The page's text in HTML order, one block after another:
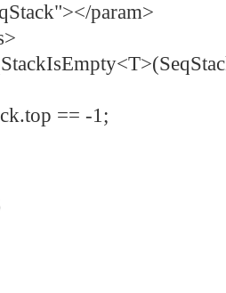
param>
== -1;